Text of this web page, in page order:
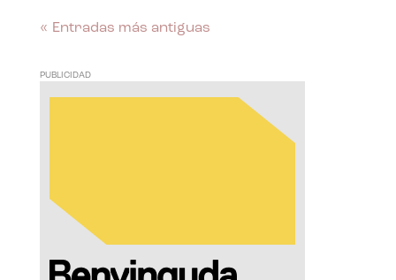
« Entradas más antiguas
PUBLICIDAD